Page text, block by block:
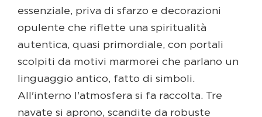
essenziale, priva di sfarzo e decorazioni
opulente che riflette una spiritualità
autentica, quasi primordiale, con portali
scolpiti da motivi marmorei che parlano un
linguaggio antico, fatto di simboli.
All'interno l'atmosfera si fa raccolta. Tre
navate si aprono, scandite da robuste